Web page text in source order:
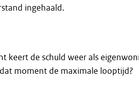
ingehaald.
keert de schuld weer als
moment de maximale looptijd?